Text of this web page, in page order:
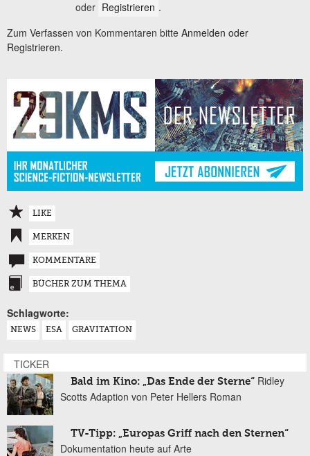
oder Registrieren .
Zum Verfassen von Kommentaren bitte Anmelden oder
Registrieren.
LIKE
MERKEN
KOMMENTARE
BÜCHER ZUM THEMA
Schlagworte:
NEWS ESA GRAVITATION
TICKER
Bald im Kino: „Das Ende der Sterne“ Ridley
Scotts Adaption von Peter Hellers Roman
TV-Tipp: „Europas Griff nach den Sternen“
Dokumentation heute auf Arte